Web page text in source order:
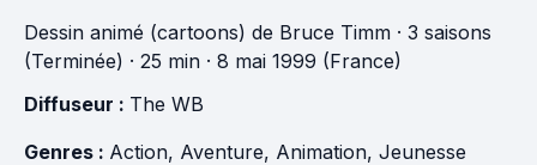
Dessin animé (cartoons) de Bruce Timm · 3 saisons
(Terminée) · 25 min · 8 mai 1999 (France)
Diffuseur : The WB
Genres : Action, Aventure, Animation, Jeunesse